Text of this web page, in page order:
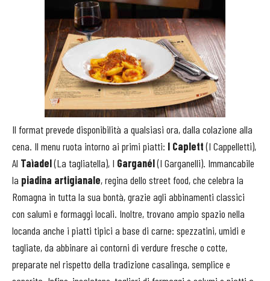
Il format prevede disponibilità a qualsiasi ora, dalla colazione alla
cena. Il menu ruota intorno ai primi piatti: I Caplett(I Cappelletti),
Al Taìadel(La tagliatella), I Garganél(I Garganelli). Immancabile
la piadina artigianale, regina dello street food, che celebra la
Romagna in tutta la sua bontà, grazie agli abbinamenti classici
con salumi e formaggi locali. Inoltre, trovano ampio spazio nella
locanda anche i piatti tipici a base di carne: spezzatini, umidi e
tagliate, da abbinare ai contorni di verdure fresche o cotte,
preparate nel rispetto della tradizione casalinga, semplice e